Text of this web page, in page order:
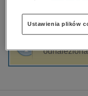
dzienniki
edukacja
hobby, sport,
komputery,
Sortowanie
Ustawienia plików